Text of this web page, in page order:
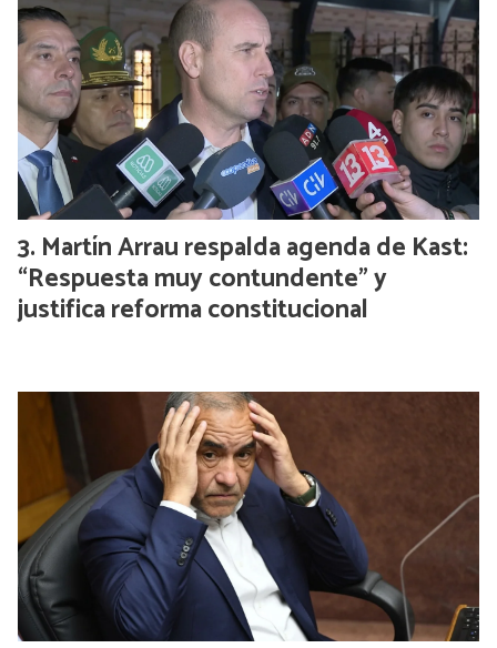
Martín Arrau respalda agenda de Kast:
“Respuesta muy contundente” y
justifica reforma constitucional